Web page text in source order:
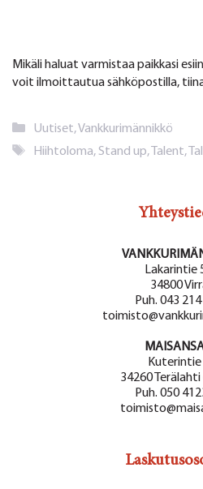
Mikäli haluat varmistaa paikkasi
voit ilmoittautua sähköpostilla,
Kategoriat
Uutiset,Vankkurimännikkö
Avainsanat
Hiihtoloma, Stand up,Talent,
Lakarintie
34800
Puh. 043
Kuterintie
34260 Terälahti
Puh. 050